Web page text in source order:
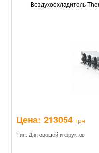
Воздухоохладитель
Цена: 213054 грн
Тип: Для овощей и фруктов